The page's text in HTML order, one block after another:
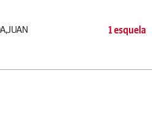
1 esquela